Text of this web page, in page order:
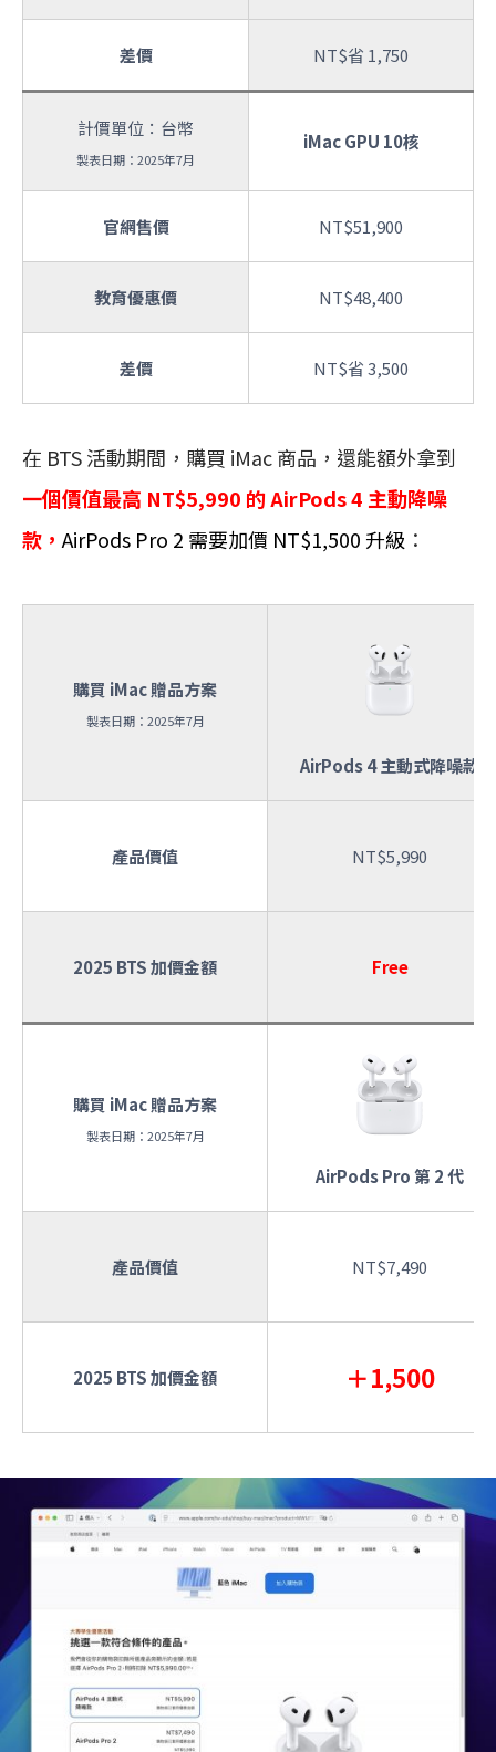
差價 NT$省 1,750
計價單位：台幣
製表日期：2025年7月
iMac GPU 10核
官網售價 NT$51,900
教育優惠價 NT$48,400
差價 NT$省 3,500
在 BTS 活動期間，購買 iMac 商品，還能額外拿到
一個價值最高 NT$5,990 的 AirPods 4 主動降噪
款， AirPods Pro 2 需要加價 NT$1,500 升級 ：
購買 iMac 贈品方案
製表日期：2025年7月
AirPods 4 主動式降噪款
產品價值 NT$5,990
2025 BTS 加價金額 Free
購買 iMac 贈品方案
製表日期：2025年7月
AirPods Pro 第 2 代
產品價值 NT$7,490
2025 BTS 加價金額 ＋1,500